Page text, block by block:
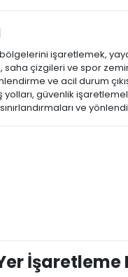
işaretlemek,
saha çizgileri ve spor
ve acil durum
yolları, güvenlik
ve
İşaretleme